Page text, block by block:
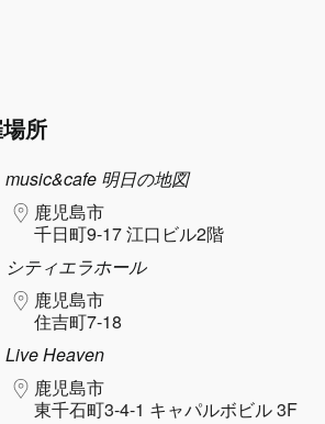
所
music&cafe 明日の地図
鹿児島市
千日町9-17 江口ビル2階
シティエラホール
鹿児島市
住吉町7-18
Live Heaven
鹿児島市
東千石町3-4-1 キャパルボビル 3F